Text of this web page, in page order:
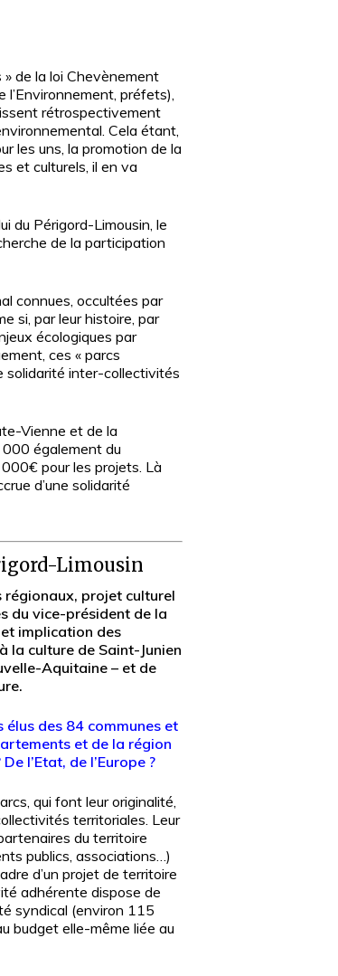
de la loi Chevènement
l’Environnement, préfets),
rétrospectivement
Cela étant,
les uns, la promotion de la
et culturels, il en va
du Périgord-Limousin, le
de la participation
connues, occultées par
si, par leur histoire, par
écologiques par
ces « parcs
solidarité inter-collectivités
Vienne et de la
également du
pour les projets. Là
d’une solidarité
Limousin
régionaux, projet culturel
du vice-président de la
implication des
la culture de Saint-Junien
Aquitaine – et de
des 84 communes et
et de la région
l’Etat, de l’Europe ?
qui font leur originalité,
territoriales. Leur
du territoire
publics, associations…)
d’un projet de territoire
adhérente dispose de
syndical (environ 115
budget elle-même liée au